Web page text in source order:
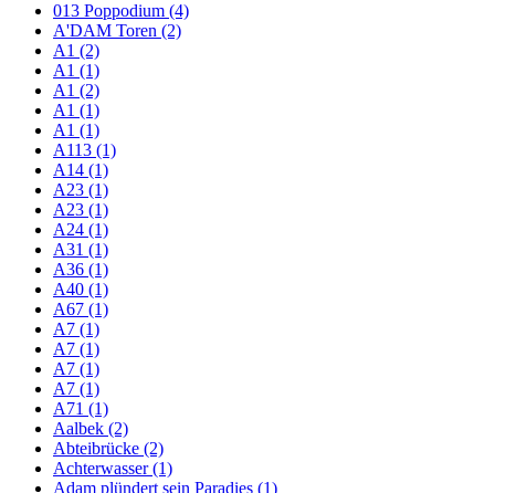
013 Poppodium (4)
A'DAM Toren (2)
A1 (2)
A1 (1)
A1 (2)
A1 (1)
A1 (1)
A113 (1)
A14 (1)
A23 (1)
A23 (1)
A24 (1)
A31 (1)
A36 (1)
A40 (1)
A67 (1)
A7 (1)
A7 (1)
A7 (1)
A7 (1)
A71 (1)
Aalbek (2)
Abteibrücke (2)
Achterwasser (1)
Adam plündert sein Paradies (1)